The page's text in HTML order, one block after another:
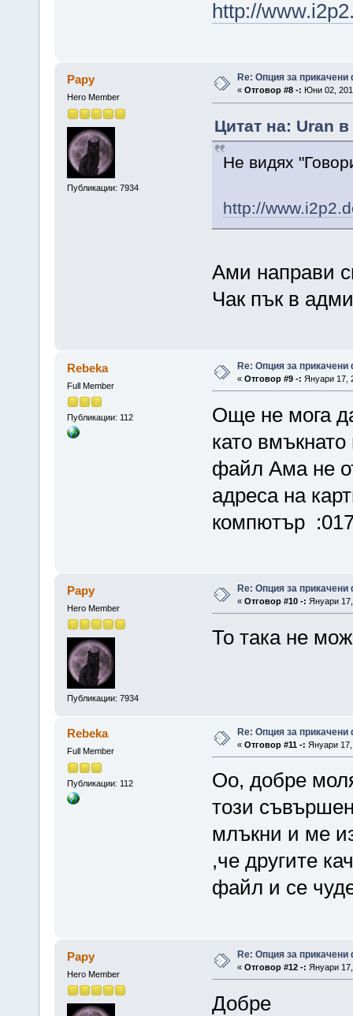
http://
Papy
Hero Member
Публикации: 7934
Re: Опция за
« Отговор #8 -: Юни 02,
Цитат на: Uran
Не видях
http://
Ами направи
Чак пък в
Rebeka
Full Member
Публикации: 112
Re: Опция за
« Отговор #9 -: Януари 17,
Още не мога
като
файл Ама не
адреса на
компютър
Papy
Hero Member
Публикации: 7934
Re: Опция за
« Отговор #10 -: Януари
То така не
Rebeka
Full Member
Публикации: 112
Re: Опция за
« Отговор #11 -: Януари
Оо, добре
този
млъкни и ме
,че другите
файл и се
Papy
Hero Member
Re: Опция за
« Отговор #12 -: Януари
Добре